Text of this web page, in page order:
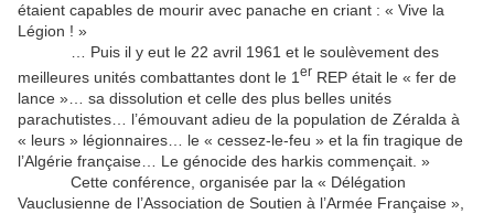
étaient capables de mourir avec panache en criant : « Vive la
Légion ! »
… Puis il y eut le 22 avril 1961 et le soulèvement des
meilleures unités combattantes dont le 1 er REP était le « fer de
lance »… sa dissolution et celle des plus belles unités
parachutistes… l’émouvant adieu de la population de Zéralda à
« leurs » légionnaires… le « cessez-le-feu » et la fin tragique de
l’Algérie française… Le génocide des harkis commençait. »
Cette conférence, organisée par la « Délégation
Vauclusienne de l’Association de Soutien à l’Armée Française »,